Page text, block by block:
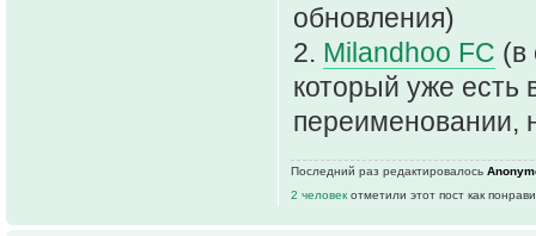
обновления)
2. Milandhoo FC (в
который уже есть
переименовании,
Последний раз редактировалось
2 человек отметили этот пост как